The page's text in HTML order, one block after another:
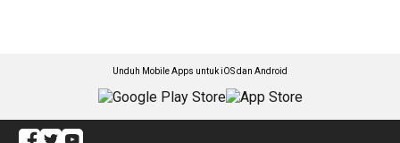
Unduh Mobile Apps untuk iOS dan Android